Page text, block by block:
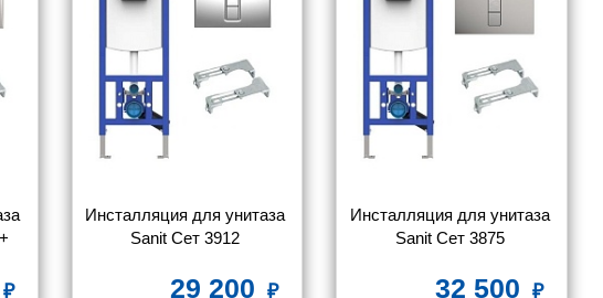
Инсталляция для унитаза
Sanit Сет 3912
INEO BRIGHT
29 200
Инсталляция для унитаза
Sanit Сет 3875
BRIGHT 16.761.00..0000
32 500